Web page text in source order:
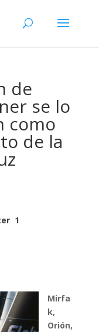
de
se lo
como
de la
1
Mirfa
k,
Orión,